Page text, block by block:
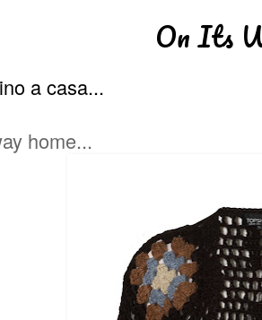
On Its
a casa...
home...